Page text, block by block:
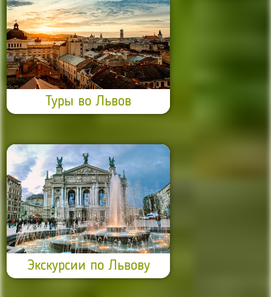
Туры во Львов
Экскурсии по Львову